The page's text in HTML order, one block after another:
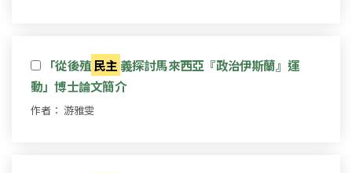
「從後殖 民主 義探討馬來西亞『政治伊斯蘭』運
動」博士論文簡介
作者： 游雅雯